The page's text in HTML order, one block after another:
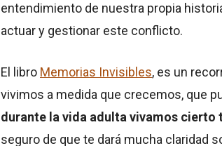
entendimiento de nuestra propia
actuar y gestionar este conflicto.
El libro Memorias Invisibles, es un
vivimos a medida que crecemos, que
durante la vida adulta vivamos
seguro de que te dará mucha claridad